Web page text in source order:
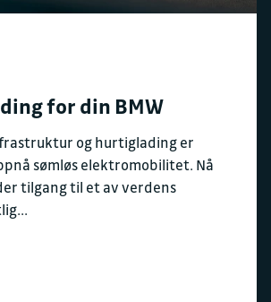
for din BMW
og hurtiglading er
sømløs elektromobilitet. Nå
tilgang til et av verdens